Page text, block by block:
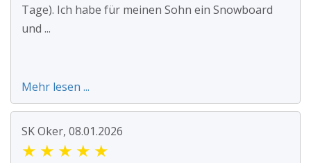
Tage). Ich habe für meinen Sohn ein Snowboard
und ...
Mehr lesen ...
SK Oker, 08.01.2026
★ ★ ★ ★ ★